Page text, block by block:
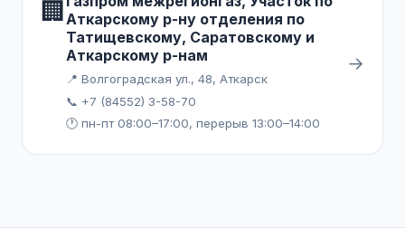
🏢 Аткарскому р-ну отделения по
Татищевскому, Саратовскому и
Аткарскому р-нам
📍 Волгоградская ул., 48, Аткарск
📞 +7 (84552) 3-58-70
🕐 пн-пт 08:00–17:00, перерыв 13:00–14:00
→